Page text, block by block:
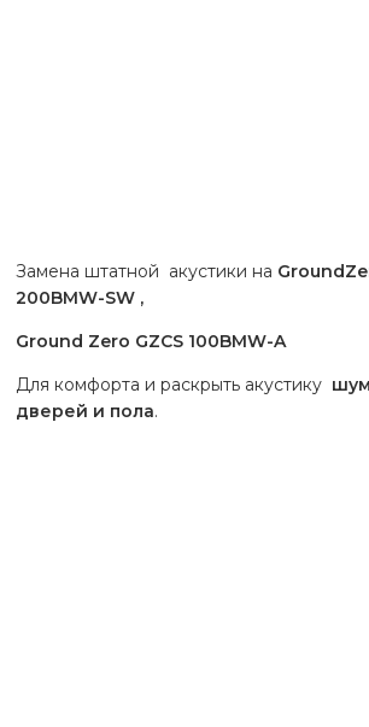
Замена штатной акустики на
200BMW-SW ,
Ground Zero GZCS 100BMW-A
Для комфорта и раскрыть акустику
дверей и пола.